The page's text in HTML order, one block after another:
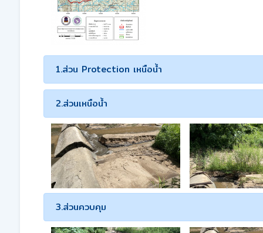
1.ส่วน Protection เหนือน้ำ
2.ส่วนเหนือน้ำ
3.ส่วนควบคุม